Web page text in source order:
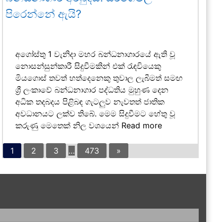
පිරෙන්නේ ඇයි?
අගෝස්තු 1 වැනිදා මහර බන්ධනාගාරයේ ඇති වූ
නොසන්සුන්කාරී සිදුවීමකින් එක් රැඳවියෙකු
මියගොස් තවත් හත්දෙනෙකු තුවාල ලැබීමත් සමඟ
ශ්‍රී ලංකාවේ බන්ධනාගාර පද්ධතිය මුහුණ දෙන
අධික තදබදය පිළිබඳ ගැටලුව නැවතත් ජාතික
අවධානයට ලක්ව තිබේ. මෙම සිදුවීමට හේතු වූ
කරුණු මෙතෙක් නිල වශයෙන් Read more
1 2 3 … 473 »